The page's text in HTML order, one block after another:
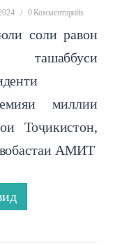
/ 0 Комментарийs
соли равон
миллии
Тоҷикистон,
АМИТ